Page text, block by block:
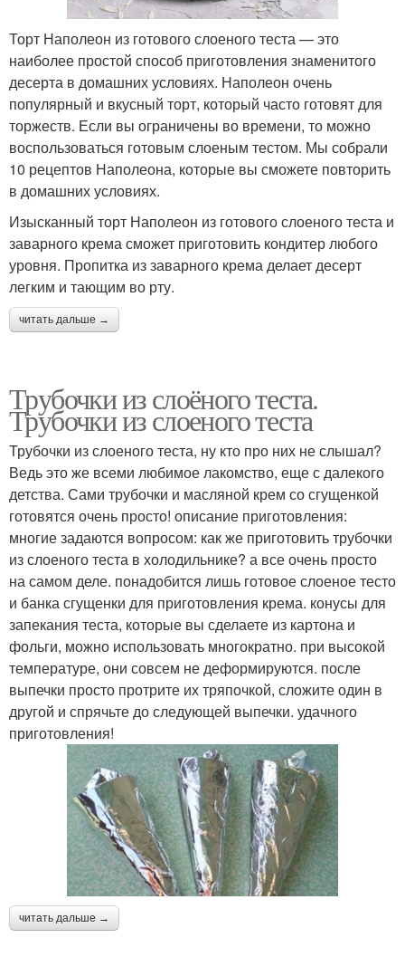
Торт Наполеон из готового слоеного теста — это
наиболее простой способ приготовления знаменитого
десерта в домашних условиях. Наполеон очень
популярный и вкусный торт, который часто готовят для
торжеств. Если вы ограничены во времени, то можно
воспользоваться готовым слоеным тестом. Мы собрали
10 рецептов Наполеона, которые вы сможете повторить
в домашних условиях.
Изысканный торт Наполеон из готового слоеного теста и
заварного крема сможет приготовить кондитер любого
уровня. Пропитка из заварного крема делает десерт
легким и тающим во рту.
читать дальше →
Трубочки из слоёного теста.
Трубочки из слоеного теста
Трубочки из слоеного теста, ну кто про них не слышал?
Ведь это же всеми любимое лакомство, еще с далекого
детства. Сами трубочки и масляной крем со сгущенкой
готовятся очень просто! описание приготовления:
многие задаются вопросом: как же приготовить трубочки
из слоеного теста в холодильнике? а все очень просто
на самом деле. понадобится лишь готовое слоеное тесто
и банка сгущенки для приготовления крема. конусы для
запекания теста, которые вы сделаете из картона и
фольги, можно использовать многократно. при высокой
температуре, они совсем не деформируются. после
выпечки просто протрите их тряпочкой, сложите один в
другой и спрячьте до следующей выпечки. удачного
приготовления!
читать дальше →